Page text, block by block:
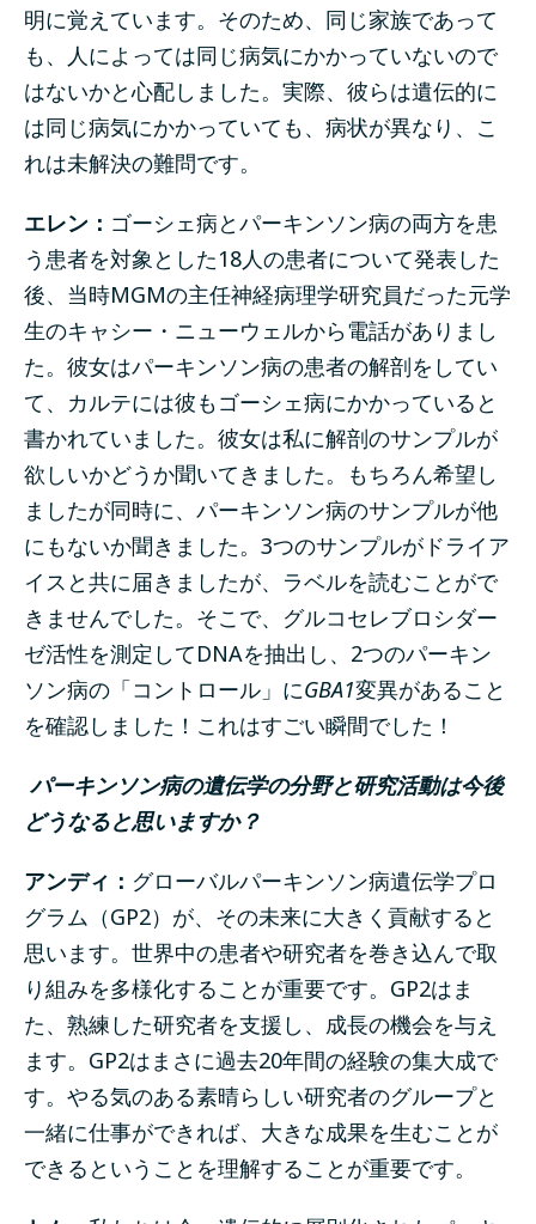
明に覚えています。そのため、同じ家族であって
も、人によっては同じ病気にかかっていないので
はないかと心配しました。実際、彼らは遺伝的に
は同じ病気にかかっていても、病状が異なり、こ
れは未解決の難問です。
エレン： ゴーシェ病とパーキンソン病の両方を患
う患者を対象とした18人の患者について発表した
後、当時MGMの主任神経病理学研究員だった元学
生のキャシー・ニューウェルから電話がありまし
た。彼女はパーキンソン病の患者の解剖をしてい
て、カルテには彼もゴーシェ病にかかっていると
書かれていました。彼女は私に解剖のサンプルが
欲しいかどうか聞いてきました。もちろん希望し
ましたが同時に、パーキンソン病のサンプルが他
にもないか聞きました。3つのサンプルがドライア
イスと共に届きましたが、ラベルを読むことがで
きませんでした。そこで、グルコセレブロシダー
ゼ活性を測定してDNAを抽出し、2つのパーキン
ソン病の「コントロール」にGBA1変異があること
を確認しました！これはすごい瞬間でした！
パーキンソン病の遺伝学の分野と研究活動は今後
どうなると思いますか？
アンディ： グローバルパーキンソン病遺伝学プロ
グラム（GP2）が、その未来に大きく貢献すると
思います。世界中の患者や研究者を巻き込んで取
り組みを多様化することが重要です。GP2はま
た、熟練した研究者を支援し、成長の機会を与え
ます。GP2はまさに過去20年間の経験の集大成で
す。やる気のある素晴らしい研究者のグループと
一緒に仕事ができれば、大きな成果を生むことが
できるということを理解することが重要です。